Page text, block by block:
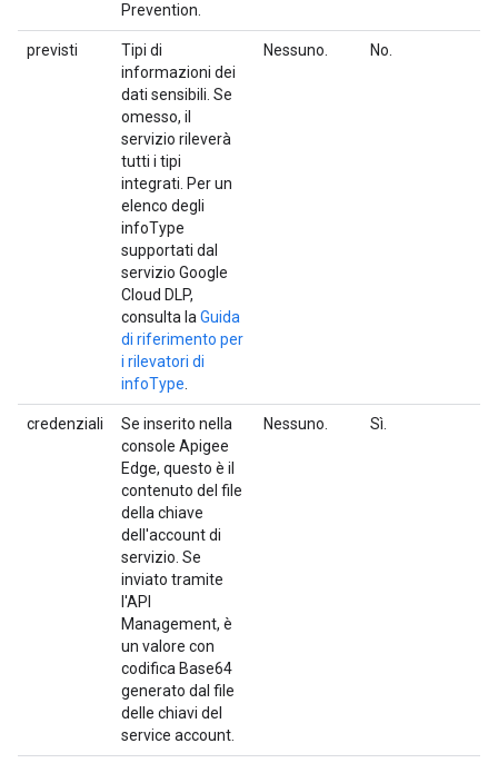
Prevention.
previsti
Tipi di
informazioni dei
dati sensibili. Se
omesso, il
servizio rileverà
tutti i tipi
integrati. Per un
elenco degli
infoType
supportati dal
servizio Google
Cloud DLP,
consulta la Guida
di riferimento per
i rilevatori di
infoType
Nessuno. No.
credenziali
Se inserito nella
console Apigee
Edge, questo è il
contenuto del file
della chiave
dell'account di
servizio. Se
inviato tramite
l'API
Management, è
un valore con
codifica Base64
generato dal file
delle chiavi del
service account.
Nessuno. Sì.